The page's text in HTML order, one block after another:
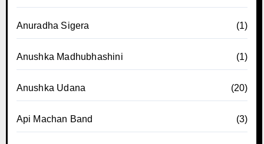
Anuradha Sigera (1)
Anushka Madhubhashini (1)
Anushka Udana (20)
Api Machan Band (3)